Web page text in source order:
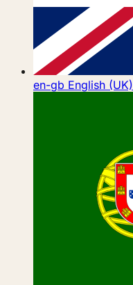
en-gb English (UK)